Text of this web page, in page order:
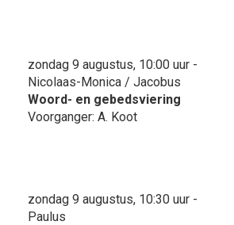
zondag 9 augustus, 10:00 uur -
Nicolaas-Monica / Jacobus
Woord- en gebedsviering
Voorganger: A. Koot
zondag 9 augustus, 10:30 uur -
Paulus